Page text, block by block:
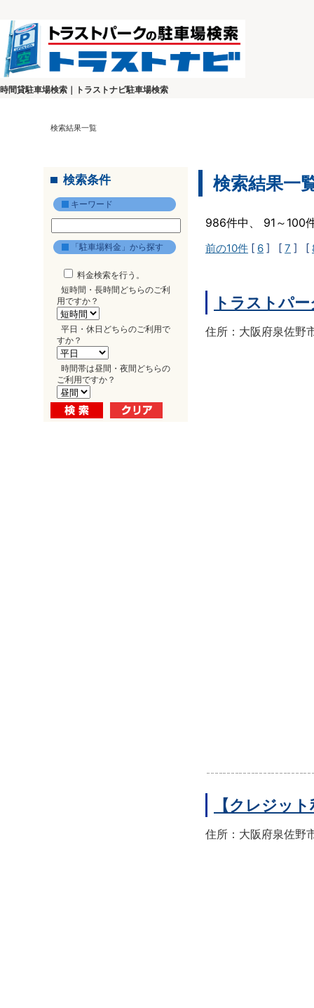
時間貸駐車場検索｜トラストナビ駐車場検索
検索結果一覧
検索条件
キーワード
「駐車場料金」から探す
料金検索を行う。
短時間・長時間どちらのご利
用ですか？
平日・休日どちらのご利用で
すか？
時間帯は昼間・夜間どちらの
ご利用ですか？
検索結果一
986件中、 91～100
前の10件 [ 6 ] [ 7 ] [
トラストパ
住所：大阪府泉佐野
【クレジッ
住所：大阪府泉佐野